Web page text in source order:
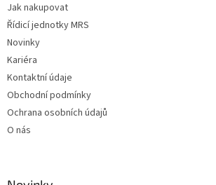
Jak nakupovat
Řídicí jednotky MRS
Novinky
Kariéra
Kontaktní údaje
Obchodní podmínky
Ochrana osobních údajů
O nás